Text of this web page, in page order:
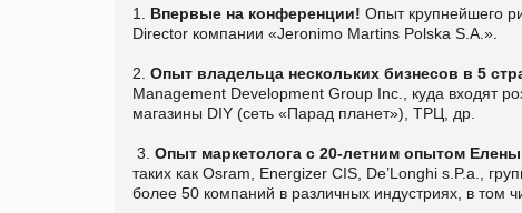
1. Впервые на конференции! Опыт крупнейшего
Director компании «Jeronimo Martins Polska S.A.».
2. Опыт владельца нескольких бизнесов в 5
Management Development Group Inc., куда входят
магазины DIY (сеть «Парад планет»), ТРЦ, др.
3. Опыт маркетолога с 20-летним опытом
таких как Osram, Energizer CIS, De’Longhi s.P.a.,
более 50 компаний в различных индустриях, в том